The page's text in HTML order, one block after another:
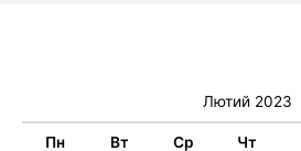
Лютий 2023
Пн Вт Ср Чт